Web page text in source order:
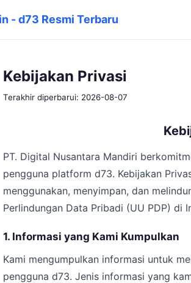
- d73 Resmi Terbaru
Kebijakan Privasi
Terakhir diperbarui: 2026-08-07
PT. Digital Nusantara Mandiri
pengguna platform d73. Kebijakan
menggunakan, menyimpan, dan
Perlindungan Data Pribadi (UU PDP) di
1. Informasi yang Kami Kumpulkan
Kami mengumpulkan informasi untuk
pengguna d73. Jenis informasi yang